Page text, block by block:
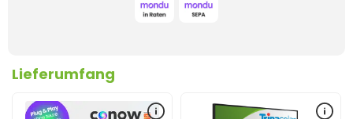
Lieferumfang